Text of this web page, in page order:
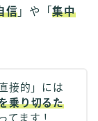
信 」や「集中
接的」には
乗り切るた
てます！